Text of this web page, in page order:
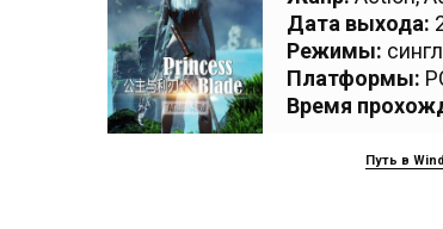
Дата выхода:
Режимы: сингл
Платформы:
Время
Путь в